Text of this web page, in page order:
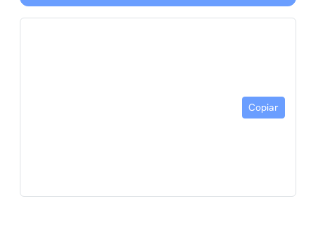
Copiar